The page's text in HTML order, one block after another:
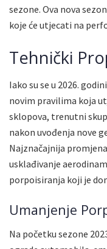
sezone. Ova nova
koje će utjecati na
Tehnički
Iako su se u 2026.
novim pravilima koja
sklopova, trenutni
nakon uvođenja nove
Najznačajnija
usklađivanje
porpoisiranja koji je
Umanjenje
Na početku sezone